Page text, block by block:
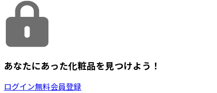
あなたにあった化粧品を見つけよう！
ログイン無料会員登録